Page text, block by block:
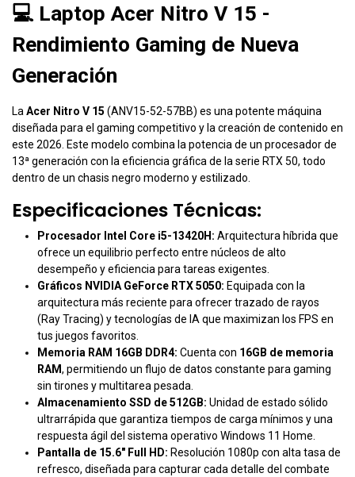
💻 Laptop Acer Nitro V 15 -
Rendimiento Gaming de Nueva
Generación
La Acer Nitro V 15 (ANV15-52-57BB) es una potente máquina
diseñada para el gaming competitivo y la creación de contenido en
este 2026. Este modelo combina la potencia de un procesador de
13ª generación con la eficiencia gráfica de la serie RTX 50, todo
dentro de un chasis negro moderno y estilizado.
Especificaciones Técnicas:
Procesador Intel Core i5-13420H: Arquitectura híbrida que
ofrece un equilibrio perfecto entre núcleos de alto
desempeño y eficiencia para tareas exigentes.
Gráficos NVIDIA GeForce RTX 5050: Equipada con la
arquitectura más reciente para ofrecer trazado de rayos
(Ray Tracing) y tecnologías de IA que maximizan los FPS en
tus juegos favoritos.
Memoria RAM 16GB DDR4: Cuenta con 16GB de memoria
RAM, permitiendo un flujo de datos constante para gaming
sin tirones y multitarea pesada.
Almacenamiento SSD de 512GB: Unidad de estado sólido
ultrarrápida que garantiza tiempos de carga mínimos y una
respuesta ágil del sistema operativo Windows 11 Home.
Pantalla de 15.6" Full HD: Resolución 1080p con alta tasa de
refresco, diseñada para capturar cada detalle del combate